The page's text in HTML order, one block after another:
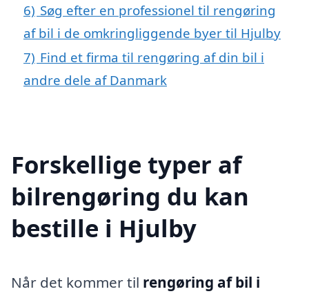
6) Søg efter en professionel til rengøring
af bil i de omkringliggende byer til Hjulby
7) Find et firma til rengøring af din bil i
andre dele af Danmark
Forskellige typer af
bilrengøring du kan
bestille i Hjulby
Når det kommer til rengøring af bil i